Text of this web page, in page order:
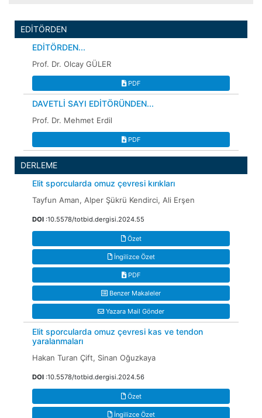
EDİTÖRDEN
EDİTÖRDEN...
Prof. Dr. Olcay GÜLER
PDF
DAVETLİ SAYI EDİTÖRÜNDEN...
Prof. Dr. Mehmet Erdil
PDF
DERLEME
Elit sporcularda omuz çevresi kırıkları
Tayfun Aman, Alper Şükrü Kendirci, Ali Erşen
DOI :10.5578/totbid.dergisi.2024.55
Özet
İngilizce Özet
PDF
Benzer Makaleler
Yazara Mail Gönder
Elit sporcularda omuz çevresi kas ve tendon
yaralanmaları
Hakan Turan Çift, Sinan Oğuzkaya
DOI :10.5578/totbid.dergisi.2024.56
Özet
İngilizce Özet